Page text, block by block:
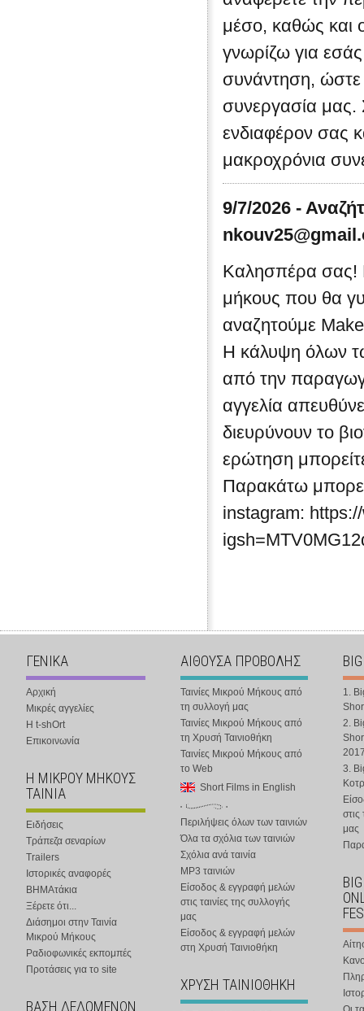
μέσο, καθώς και
γνωρίζω για
συνάντηση, ώστε
συνεργασία μας.
ενδιαφέρον σας
μακροχρόνια
9/7/2026 -
Καλησπέρα σας!
μήκους που θα
αναζητούμε
Η κάλυψη όλων
από την
αγγελία
διευρύνουν το
ερώτηση
Παρακάτω
instagram:
ΓΕΝΙΚΑ
Αρχική
Μικρές αγγελίες
Η t-shOrt
Επικοινωνία
Η ΜΙΚΡΟΥ ΜΗΚΟΥΣ
ΤΑΙΝΙΑ
Ειδήσεις
Τράπεζα σεναρίων
Trailers
Ιστορικές αναφορές
ΒΗΜΑτάκια
Ξέρετε ότι...
Διάσημοι στην Ταινία
Μικρού Μήκους
Ραδιοφωνικές εκπομπές
Προτάσεις για το site
ΒΑΣΗ ΔΕΔΟΜΕΝΩΝ
ΑΙΘΟΥΣΑ ΠΡΟΒΟΛΗΣ
Ταινίες Μικρού Μήκους από
τη συλλογή μας
Ταινίες Μικρού Μήκους από
τη Χρυσή Ταινιοθήκη
Ταινίες Μικρού Μήκους από
το Web
Short Films in English
Περιλήψεις όλων των ταινιών
Όλα τα σχόλια των ταινιών
Σχόλια ανά ταινία
MP3 ταινιών
Είσοδος & εγγραφή μελών
στις ταινίες της συλλογής
μας
Είσοδος & εγγραφή μελών
στη Χρυσή Ταινιοθήκη
ΧΡΥΣΗ ΤΑΙΝΙΟΘΗΚΗ
1.
2.
3.
στις
μας